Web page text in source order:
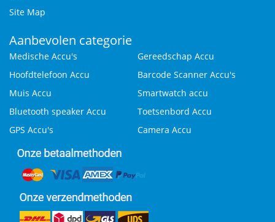
Site Map
Aanbevolen categorie
Medische Accu's
Gereedschap Accu
Hoofdtelefoon Accu
Barcode Scanner Accu's
Muis Accu
Smartwatch accu
Bluetooth speaker Accu
Toetsenbord Accu
GPS Accu's
Camera Accu